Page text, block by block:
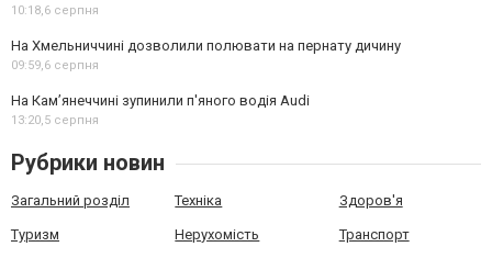
10:18,6 серпня
На Хмельниччині дозволили полювати на пернату дичину
09:59,6 серпня
На Камʼянеччині зупинили п'яного водія Audi
13:20,5 серпня
Рубрики новин
Загальний розділ Техніка Здоров'я
Туризм Нерухомість Транспорт